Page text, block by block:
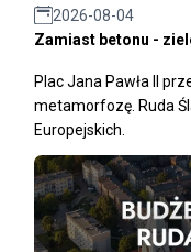
2026-08-04
Zamiast betonu -
Plac Jana Pawła II
metamorfozę. Ruda
Europejskich.